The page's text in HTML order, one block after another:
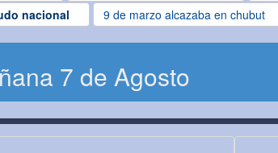
nacional 9 de marzo alcazaba en chubut
7 de Agosto